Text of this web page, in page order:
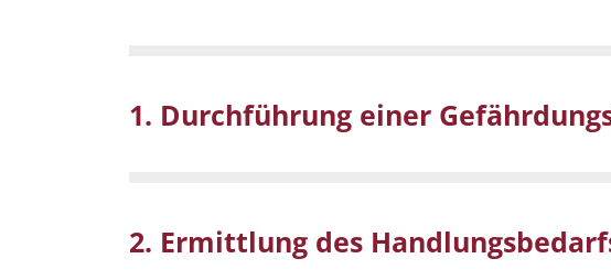
1. Durchführung einer
2. Ermittlung des